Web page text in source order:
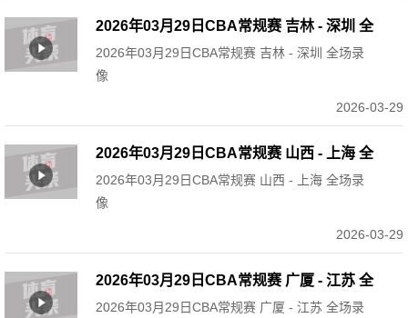
2026年03月29日CBA常规赛 吉林 - 深圳 全
场录像
2026年03月29日CBA常规赛 吉林 - 深圳 全场录
像
2026-03-29
2026年03月29日CBA常规赛 山西 - 上海 全
场录像
2026年03月29日CBA常规赛 山西 - 上海 全场录
像
2026-03-29
2026年03月29日CBA常规赛 广厦 - 江苏 全
场录像
2026年03月29日CBA常规赛 广厦 - 江苏 全场录